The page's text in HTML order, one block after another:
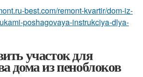
best.com/remont-kvartir/dom-iz-
poshagovaya-instrukciya-dlya-
участок для
дома из пеноблоков